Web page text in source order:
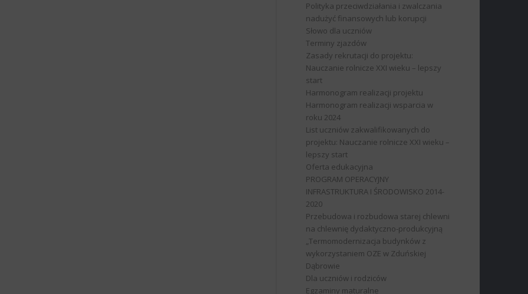
Polityka przeciwdziałania i zwalczania
nadużyć finansowych lub korupcji
Słowo dla uczniów
Terminy zjazdów
Zasady rekrutacji do projektu:
Nauczanie rolnicze XXI wieku – lepszy
start
Harmonogram realizacji projektu
Harmonogram realizacji wsparcia w
roku 2024
List uczniów zakwalifikowanych do
projektu: Nauczanie rolnicze XXI wieku –
lepszy start
Oferta edukacyjna
PROGRAM OPERACYJNY
INFRASTRUKTURA I ŚRODOWISKO 2014-
2020
Przebudowa i rozbudowa starej chlewni
na chlewnię dydaktyczno-produkcyjną
„Termomodernizacja budynków z
wykorzystaniem OZE w Zduńskiej
Dąbrowie
Dla uczniów i rodziców
Egzaminy maturalne